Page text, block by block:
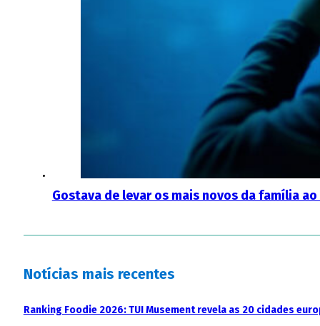
Gostava de levar os mais novos da família
Notícias mais recentes
Ranking Foodie 2026: TUI Musement revela as 20 cidades